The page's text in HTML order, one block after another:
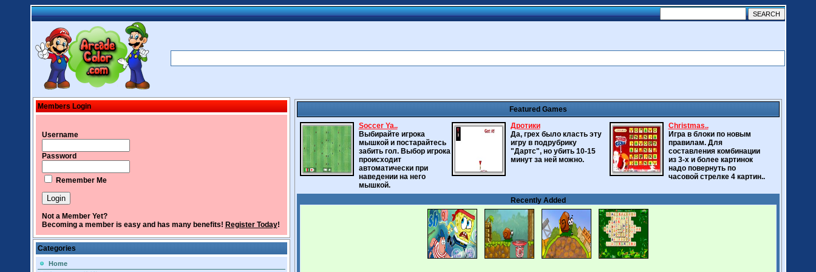
Members Login
Username
Password
Remember Me
Not a Member Yet?
Becoming a member is easy and has many benefits! Register Today!
Categories
Home
Featured Games
Soccer Ya..
Выбирайте игрока
мышкой и постарайтесь
забить гол. Выбор игрока
происходит
автоматически при
наведении на него
мышкой.
Дротики
Да, грех было класть эту
игру в подрубрику
"Дартс", но убить 10-15
минут за ней можно.
Christmas..
Игра в блоки по новым
правилам. Для
составления комбинации
из 3-х и более картинок
надо повернуть по
часовой стрелке 4 картин..
Recently Added